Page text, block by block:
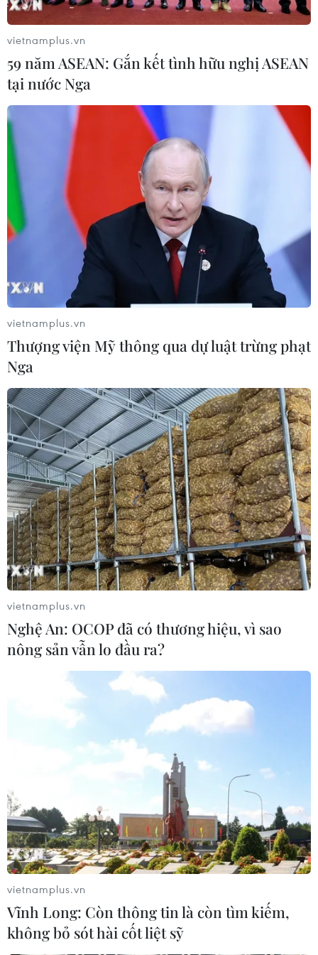
vietnamplus.vn
59 năm ASEAN: Gắn kết tình hữu nghị ASEAN
tại nước Nga
vietnamplus.vn
Thượng viện Mỹ thông qua dự luật trừng phạt
Nga
vietnamplus.vn
Nghệ An: OCOP đã có thương hiệu, vì sao
nông sản vẫn lo đầu ra?
vietnamplus.vn
Vĩnh Long: Còn thông tin là còn tìm kiếm,
không bỏ sót hài cốt liệt sỹ